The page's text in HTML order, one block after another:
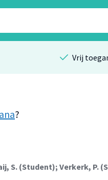
Vrij
?
S. (Student); Verkerk, P.